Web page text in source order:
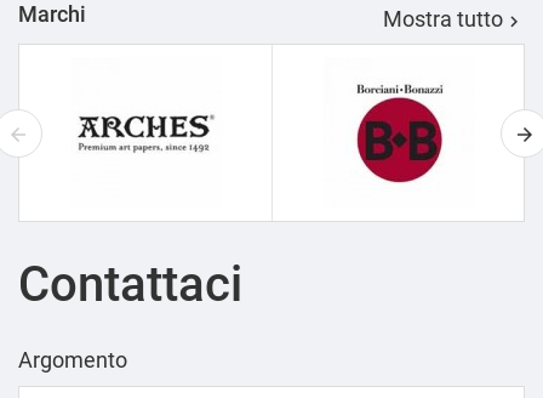
Marchi Mostra tutto 
Contattaci
Argomento